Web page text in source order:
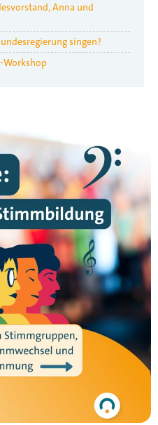
Anna und
singen?
Workshop